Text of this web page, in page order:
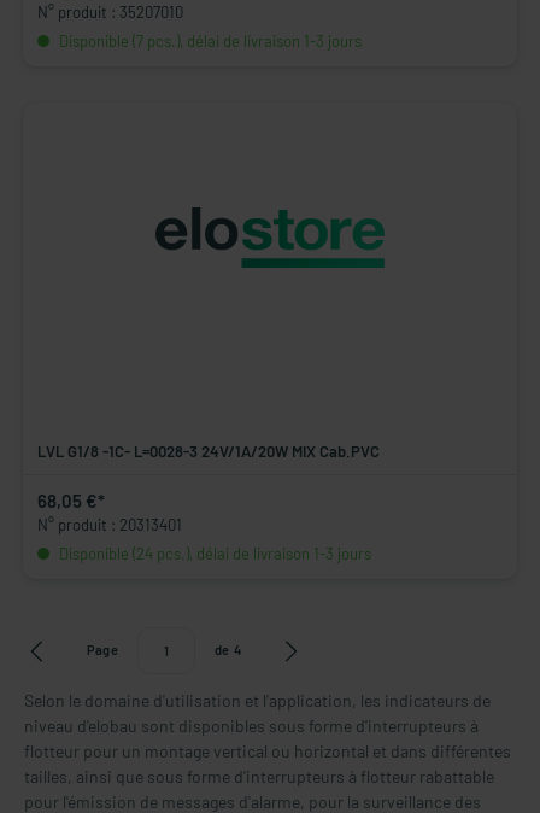
N° produit : 35207010
Disponible (7 pcs.), délai de livraison 1-3 jours
LVL G1/8 -1C- L=0028-3 24V/1A/20W MIX Cab.PVC
68,05 €*
N° produit : 20313401
Disponible (24 pcs.), délai de livraison 1-3 jours
Page de 4
Selon le domaine d'utilisation et l'application, les indicateurs de
niveau d'elobau sont disponibles sous forme d'interrupteurs à
flotteur pour un montage vertical ou horizontal et dans différentes
tailles, ainsi que sous forme d'interrupteurs à flotteur rabattable
pour l'émission de messages d'alarme, pour la surveillance des